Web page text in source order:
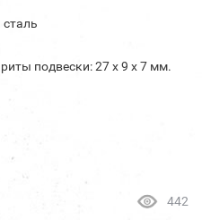
подвески: 27 х 9 х 7 мм.
442